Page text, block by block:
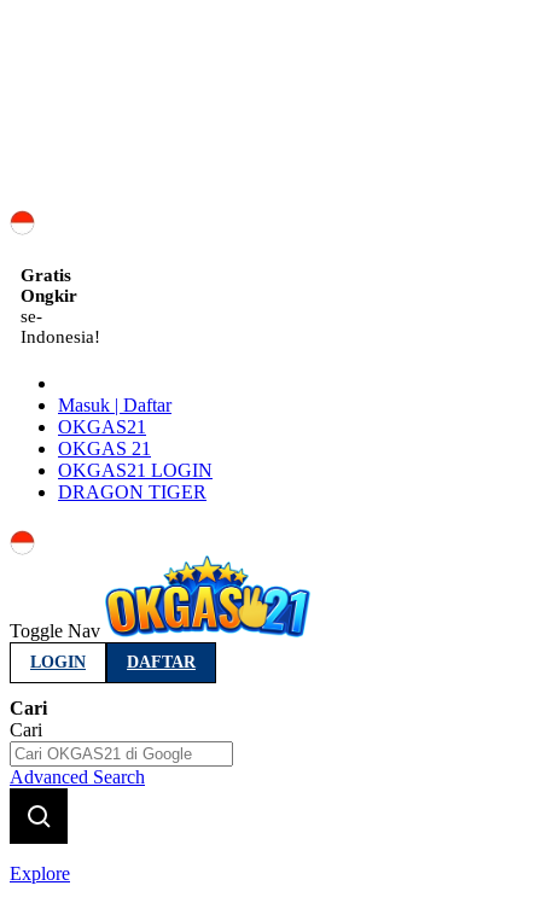
Gratis
Ongkir
se-
Indonesia!
Masuk | Daftar
OKGAS21
OKGAS 21
OKGAS21 LOGIN
DRAGON TIGER
Toggle Nav
LOGIN DAFTAR
Cari
Cari
Advanced Search
Explore